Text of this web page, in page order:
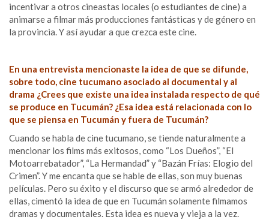
incentivar a otros cineastas locales (o estudiantes de cine) a
animarse a filmar más producciones fantásticas y de género en
la provincia. Y así ayudar a que crezca este cine.
En una entrevista mencionaste la idea de que se difunde,
sobre todo, cine tucumano asociado al documental y al
drama ¿Crees que existe una idea instalada respecto de qué
se produce en Tucumán? ¿Esa idea está relacionada con lo
que se piensa en Tucumán y fuera de Tucumán?
Cuando se habla de cine tucumano, se tiende naturalmente a
mencionar los films más exitosos, como “Los Dueños”, “El
Motoarrebatador”, “La Hermandad” y “Bazán Frías: Elogio del
Crimen”. Y me encanta que se hable de ellas, son muy buenas
películas. Pero su éxito y el discurso que se armó alrededor de
ellas, cimentó la idea de que en Tucumán solamente filmamos
dramas y documentales. Esta idea es nueva y vieja a la vez.